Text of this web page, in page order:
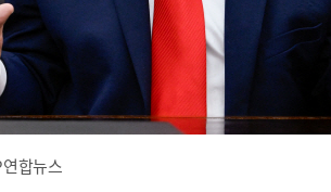
합뉴스